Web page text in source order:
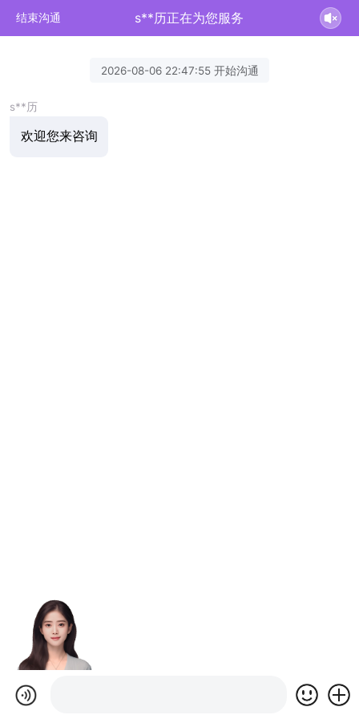
结束沟通 s**历正在为您服务
2026-08-06 22:47:55 开始沟通
s**历
欢迎您来咨询